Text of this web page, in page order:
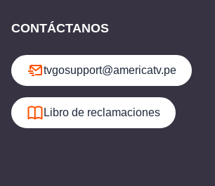
CONTÁCTANOS
tvgosupport@americatv.pe
Libro de reclamaciones